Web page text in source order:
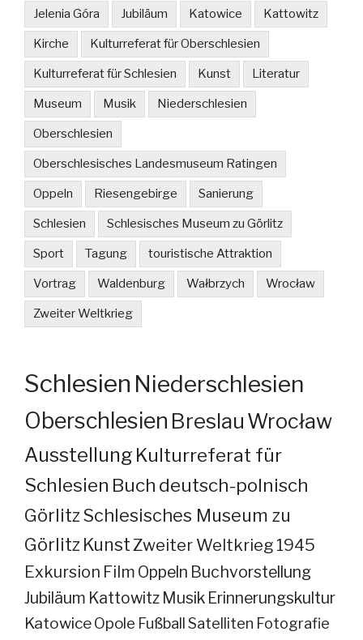
Jelenia Góra Jubiläum Katowice Kattowitz
Kirche Kulturreferat für Oberschlesien
Kulturreferat für Schlesien Kunst Literatur
Museum Musik Niederschlesien
Oberschlesien
Oberschlesisches Landesmuseum Ratingen
Oppeln Riesengebirge Sanierung
Schlesien Schlesisches Museum zu Görlitz
Sport Tagung touristische Attraktion
Vortrag Waldenburg Wałbrzych Wrocław
Zweiter Weltkrieg
Schlesien Niederschlesien
Oberschlesien Breslau Wrocław
Ausstellung Kulturreferat für
Schlesien Buch deutsch-polnisch
GörlitzSchlesisches Museum zu
Görlitz KunstZweiter Weltkrieg 1945
Exkursion Film Oppeln Buchvorstellung
Jubiläum Kattowitz Musik Erinnerungskultur
KatowiceOpole FußballSatelliten Fotografie